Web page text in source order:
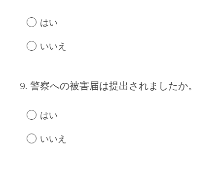
はい
いいえ
Question
9. 警察への被害届は提出されましたか。
はい
いいえ